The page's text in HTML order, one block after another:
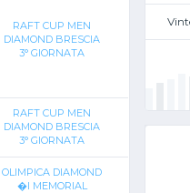
RAFT CUP MEN
DIAMOND BRESCIA
3° GIORNATA
RAFT CUP MEN
DIAMOND BRESCIA
3° GIORNATA
OLIMPICA DIAMOND
�I MEMORIAL